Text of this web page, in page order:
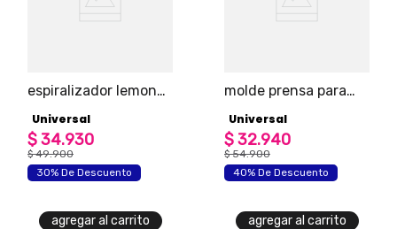
espiralizador lemon
Universal
$34.930
$ 49.900
30% De Descuento
agregar al carrito
molde prensa para
universal
Universal
$32.940
$ 54.900
40% De Descuento
agregar al carrito